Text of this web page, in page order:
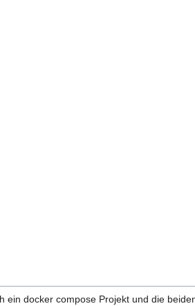
ein docker compose Projekt und die